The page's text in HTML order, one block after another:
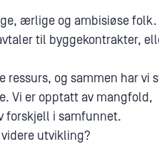
ærlige og ambisiøse folk.
til byggekontrakter,
ressurs, og sammen har vi
Vi er opptatt av mangfold,
forskjell i samfunnet.
utvikling?